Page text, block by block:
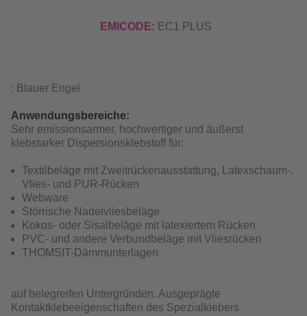
EMICODE: EC1 PLUS
: Blauer Engel
Anwendungsbereiche:
Sehr emissionsarmer, hochwertiger und äußerst
klebstarker Dispersionsklebstoff für:
Textilbeläge mit Zweitrückenausstattung, Latexschaum-,
Vlies- und PUR-Rücken
Webware
Störrische Nadelvliesbeläge
Kokos- oder Sisalbeläge mit latexiertem Rücken
PVC- und andere Verbundbeläge mit Vliesrücken
THOMSIT-Dämmunterlagen
auf belegreifen Untergründen. Ausgeprägte
Kontaktklebeeigenschaften des Spezialklebers